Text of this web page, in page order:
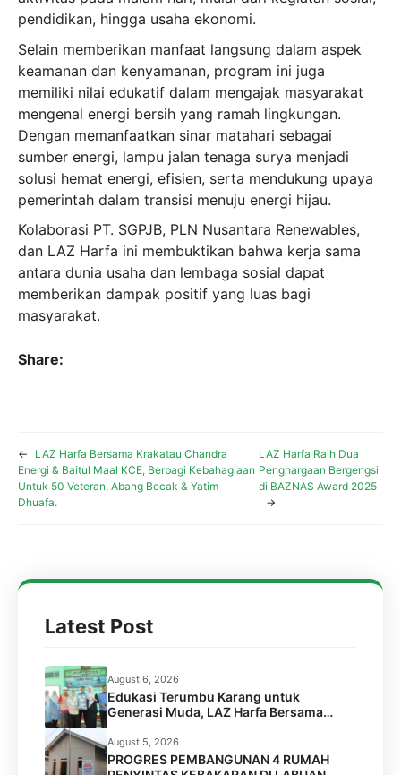
pendidikan, hingga usaha ekonomi.
Selain memberikan manfaat langsung dalam aspek
keamanan dan kenyamanan, program ini juga
memiliki nilai edukatif dalam mengajak masyarakat
mengenal energi bersih yang ramah lingkungan.
Dengan memanfaatkan sinar matahari sebagai
sumber energi, lampu jalan tenaga surya menjadi
solusi hemat energi, efisien, serta mendukung upaya
pemerintah dalam transisi menuju energi hijau.
Kolaborasi PT. SGPJB, PLN Nusantara Renewables,
dan LAZ Harfa ini membuktikan bahwa kerja sama
antara dunia usaha dan lembaga sosial dapat
memberikan dampak positif yang luas bagi
masyarakat.
Share:
←
LAZ Harfa Bersama Krakatau Chandra
Energi & Baitul Maal KCE, Berbagi Kebahagiaan
Untuk 50 Veteran, Abang Becak & Yatim
Dhuafa.
LAZ Harfa Raih Dua
Penghargaan Bergengsi
di BAZNAS Award 2025
→
Latest Post
August 6, 2026
Edukasi Terumbu Karang untuk
Generasi Muda, LAZ Harfa Bersama
FPTK Banten & Squad Pulau Merak Besar
Gelar Coral Reef Goes to School di SMPN
6 Kota Cilegon
August 5, 2026
PROGRES PEMBANGUNAN 4 RUMAH